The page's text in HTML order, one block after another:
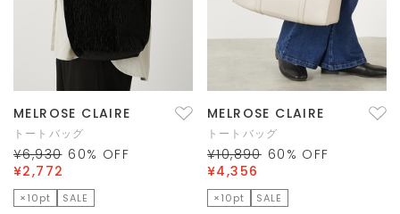
MELROSE CLAIRE
トートバッグ
¥6,930 60% OFF
¥2,772
×10pt SALE
MELROSE CLAIRE
トートバッグ
¥10,890 60 % OFF
¥4,356
×10pt SALE